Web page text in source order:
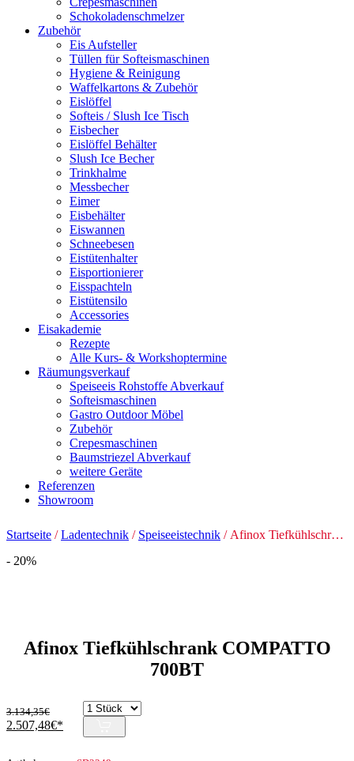
Schokoladenschmelzer
Zubehör
Eis Aufsteller
Tüllen für Softeismaschinen
Hygiene & Reinigung
Waffelkartons & Zubehör
Eislöffel
Softeis / Slush Ice Tisch
Eisbecher
Eislöffel Behälter
Slush Ice Becher
Trinkhalme
Messbecher
Eimer
Eisbehälter
Eiswannen
Schneebesen
Eistütenhalter
Eisportionierer
Eisspachteln
Eistütensilo
Accessories
Eisakademie
Rezepte
Alle Kurs- & Workshoptermine
Räumungsverkauf
Speiseeis Rohstoffe Abverkauf
Softeismaschinen
Gastro Outdoor Möbel
Zubehör
Crepesmaschinen
Baumstriezel Abverkauf
weitere Geräte
Referenzen
Showroom
Startseite /Ladentechnik / Speiseeistechnik / Afinox Tiefkühlschrank COMPATTO 700BT
- 20%
Afinox Tiefkühlschrank COMPATTO
700BT
3.134,35€
Ursprünglicher
2.507,48€
Preis